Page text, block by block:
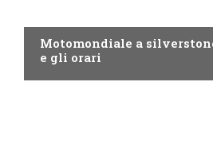
Motomondiale a
e gli orari